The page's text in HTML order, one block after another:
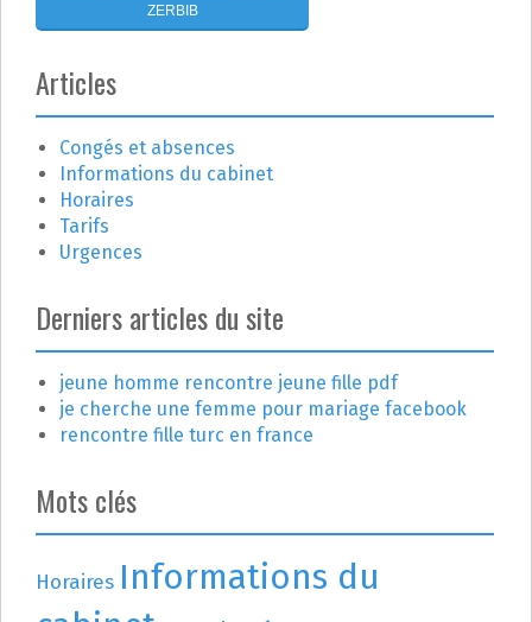
i
c
l
e
ZERBIB
Articles
Congés et absences
Informations du cabinet
Horaires
Tarifs
Urgences
Derniers articles du site
jeune homme rencontre jeune fille pdf
je cherche une femme pour mariage facebook
rencontre fille turc en france
Mots clés
Horaires Informations du